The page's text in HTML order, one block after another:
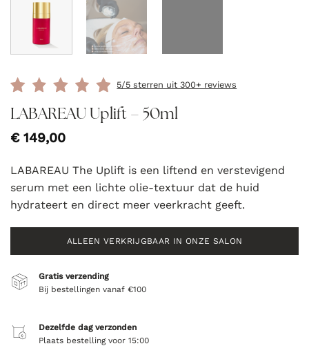
5/5 sterren uit 300+ reviews
LABAREAU Uplift – 50ml
€149,00
LABAREAU The Uplift is een liftend en verstevigend
serum met een lichte olie-textuur dat de huid
hydrateert en direct meer veerkracht geeft.
ALLEEN VERKRIJGBAAR IN ONZE SALON
Gratis verzending
Bij bestellingen vanaf €100
Dezelfde dag verzonden
Plaats bestelling voor 15:00